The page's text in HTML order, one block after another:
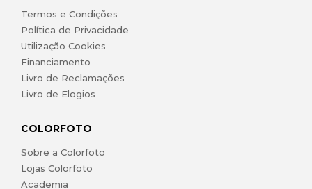
Termos e Condições
Política de Privacidade
Utilização Cookies
Financiamento
Livro de Reclamações
Livro de Elogios
COLORFOTO
Sobre a Colorfoto
Lojas Colorfoto
Academia